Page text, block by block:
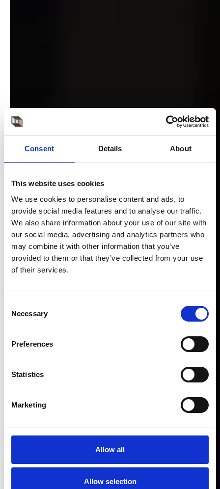
Consent Details About
This website uses cookies
We use cookies to personalise content and ads, to
provide social media features and to analyse our traffic.
We also share information about your use of our site with
our social media, advertising and analytics partners who
may combine it with other information that you’ve
provided to them or that they’ve collected from your use
of their services.
Selection
Necessary
Preferences
Statistics
Marketing
Allow all
Allow selection